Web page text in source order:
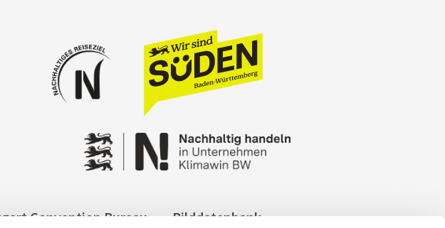
Convention Bureau
Bilddatenbank